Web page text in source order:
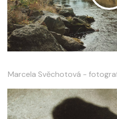
Marcela Svěchotová -